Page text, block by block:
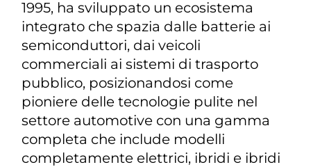
1995, ha sviluppato un ecosistema
integrato che spazia dalle batterie ai
semiconduttori, dai veicoli
commerciali ai sistemi di trasporto
pubblico, posizionandosi come
pioniere delle tecnologie pulite nel
settore automotive con una gamma
completa che include modelli
completamente elettrici, ibridi e ibridi